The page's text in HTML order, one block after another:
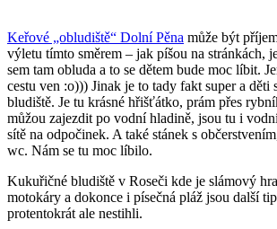
Keřové „obludiště“ Dolní Pěna může být
výletu tímto směrem – jak píšou na stránkách,
sem tam obluda a to se dětem bude moc líbit.
cestu ven :o))) Jinak je to tady fakt super a děti
bludiště. Je tu krásné hřišťátko, prám přes
můžou zajezdit po vodní hladině, jsou tu i
sítě na odpočinek. A také stánek s
wc. Nám se tu moc líbilo.
Kukuřičné bludiště v Roseči kde je slámový
motokáry a dokonce i písečná pláž jsou další
protentokrát ale nestihli.